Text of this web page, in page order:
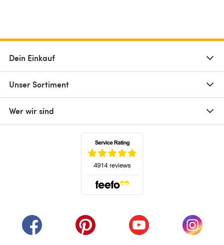
Dein Einkauf
Unser Sortiment
Wer wir sind
(öffnet sich in einem neuen Tab)
(öffnet sich in einem neuen Tab)
(öffnet sich in einem
(öffnet